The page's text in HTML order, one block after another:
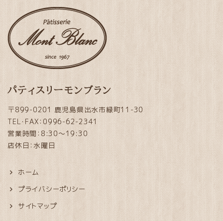
パティスリーモンブラン
〒899-0201 鹿児島県出水市緑町11-30
TEL・FAX：0996-62-2341
営業時間：8:30～19:30
店休日：水曜日
ホーム
プライバシーポリシー
サイトマップ